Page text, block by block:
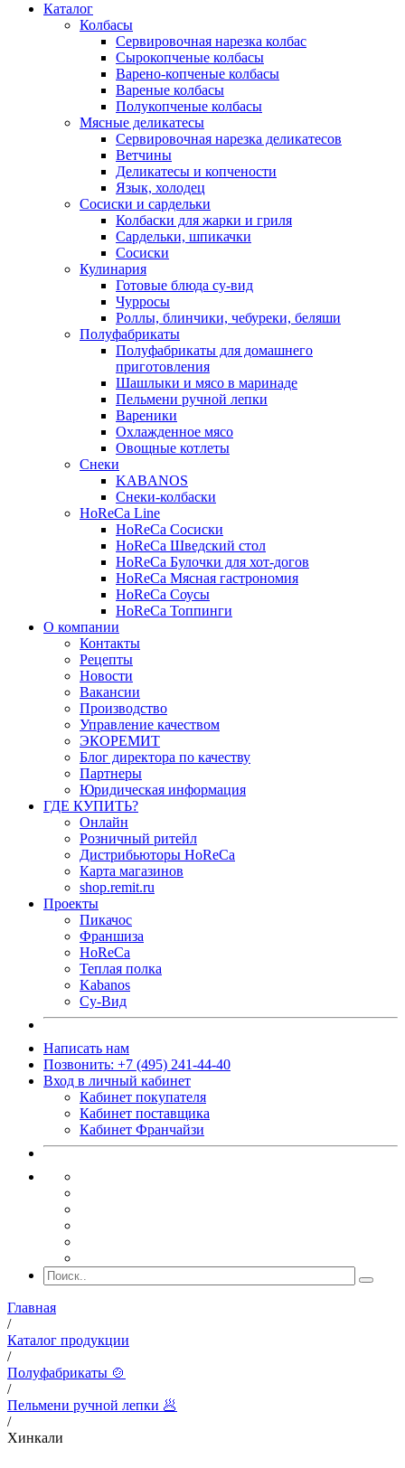
Каталог
Колбасы
Сервировочная нарезка колбас
Сырокопченые колбасы
Варено-копченые колбасы
Вареные колбасы
Полукопченые колбасы
Мясные деликатесы
Сервировочная нарезка деликатесов
Ветчины
Деликатесы и копчености
Язык, холодец
Сосиски и сардельки
Колбаски для жарки и гриля
Сардельки, шпикачки
Сосиски
Кулинария
Готовые блюда су-вид
Чурросы
Роллы, блинчики, чебуреки, беляши
Полуфабрикаты
Полуфабрикаты для домашнего
приготовления
Шашлыки и мясо в маринаде
Пельмени ручной лепки
Вареники
Охлажденное мясо
Овощные котлеты
Снеки
KABANOS
Снеки-колбаски
HoReCa Line
HoReCa Сосиски
HoReCa Шведский стол
HoReCa Булочки для хот-догов
HoReCa Мясная гастрономия
HoReCa Соусы
HoReCa Топпинги
О компании
Контакты
Рецепты
Новости
Вакансии
Производство
Управление качеством
ЭКОРЕМИТ
Блог директора по качеству
Партнеры
Юридическая информация
ГДЕ КУПИТЬ?
Онлайн
Розничный ритейл
Дистрибьюторы HoReCa
Карта магазинов
shop.remit.ru
Проекты
Пикачос
Франшиза
HoReCa
Теплая полка
Kabanos
Су-Вид
Написать нам
Позвонить: +7 (495) 241-44-40
Вход в личный кабинет
Кабинет покупателя
Кабинет поставщика
Кабинет Франчайзи
Главная
/
Каталог продукции
/
Полуфабрикаты 🍲
/
Пельмени ручной лепки 🥟
/
Хинкали